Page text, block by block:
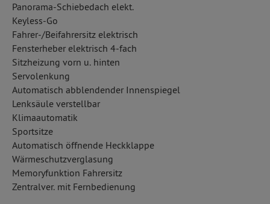
Panorama-Schiebedach elekt.
Keyless-Go
Fahrer-/Beifahrersitz elektrisch
Fensterheber elektrisch 4-fach
Sitzheizung vorn u. hinten
Servolenkung
Automatisch abblendender Innenspiegel
Lenksäule verstellbar
Klimaautomatik
Sportsitze
Automatisch öffnende Heckklappe
Wärmeschutzverglasung
Memoryfunktion Fahrersitz
Zentralver. mit Fernbedienung